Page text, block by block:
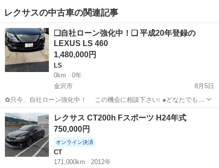
レクサスの中古車の関連記事
❑自社ローン強化中！❑ 平成20年登録の
LEXUS LS 460
1,480,000円
LS
0km
0年
金沢市
8月5日
✿只今、自社ローン強化中！ この機会に相談下さい❕ ●どなたでも自
社ローン対応可能です● ・勤続年数の短い方や自営業
の方 ・パートやアルバイト勤務の主婦の方や派遣社員の方 ・自...
石川 金沢市 LS
レクサス CT200h Fスポーツ H24年式
750,000円
オンライン決済
CT
171,000km
2012年